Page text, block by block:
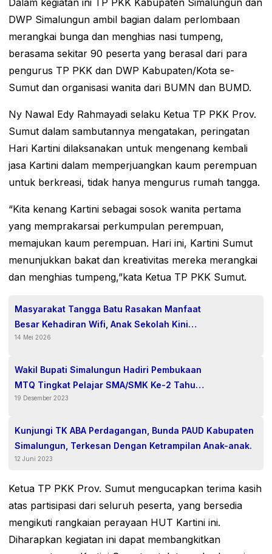
Dalam kegiatan ini TP PKK Kabupaten Simalungun dan
DWP Simalungun ambil bagian dalam perlombaan
merangkai bunga dan menghias nasi tumpeng,
berasama sekitar 90 peserta yang berasal dari para
pengurus TP PKK dan DWP Kabupaten/Kota se-
Sumut dan organisasi wanita dari BUMN dan BUMD.
Ny Nawal Edy Rahmayadi selaku Ketua TP PKK Prov.
Sumut dalam sambutannya mengatakan, peringatan
Hari Kartini dilaksanakan untuk mengenang kembali
jasa Kartini dalam memperjuangkan kaum perempuan
untuk berkreasi, tidak hanya mengurus rumah tangga.
“Kita kenang Kartini sebagai sosok wanita pertama
yang memprakarsai perkumpulan perempuan,
memajukan kaum perempuan. Hari ini, Kartini Sumut
menunjukkan bakat dan kreativitas mereka merangkai
dan menghias tumpeng,”kata Ketua TP PKK Sumut.
Masyarakat Tangga Batu Rasakan Manfaat
Besar Kehadiran Wifi, Anak Sekolah Kini
Lebih Mudah Belajar dan Warung Kopi
14 Mei 2026
Wakil Bupati Simalungun Hadiri Pembukaan
MTQ Tingkat Pelajar SMA/SMK Ke-2 Tahun
2023
19 Desember 2023
Kunjungi TK ABA Perdagangan, Bunda PAUD Kabupaten
Simalungun, Terkesan Dengan Ketrampilan Anak-anak.
12 Juni 2023
Ketua TP PKK Prov. Sumut mengucapkan terima kasih
atas partisipasi dari seluruh peserta, yang bersedia
mengikuti rangkaian perayaan HUT Kartini ini.
Diharapkan kegiatan ini dapat membangkitkan